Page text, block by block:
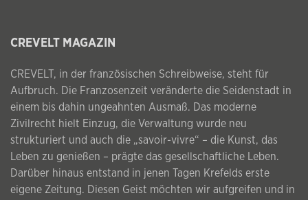
CREVELT MAGAZIN
CREVELT, in der französischen Schreibweise, steht für
Aufbruch. Die Franzosenzeit veränderte die Seidenstadt in
einem bis dahin ungeahnten Ausmaß. Das moderne
Zivilrecht hielt Einzug, die Verwaltung wurde neu
strukturiert und auch die „savoir-vivre“ – die Kunst, das
Leben zu genießen – prägte das gesellschaftliche Leben.
Darüber hinaus entstand in jenen Tagen Krefelds erste
eigene Zeitung. Diesen Geist möchten wir aufgreifen und in